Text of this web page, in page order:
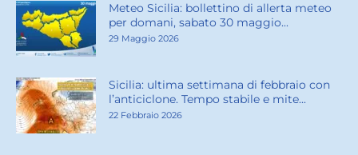
Meteo Sicilia: bollettino di allerta meteo
per domani, sabato 30 maggio...
29 Maggio 2026
Sicilia: ultima settimana di febbraio con
l’anticiclone. Tempo stabile e mite...
22 Febbraio 2026